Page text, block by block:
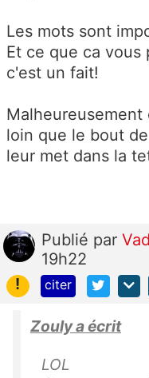
Les mots sont
Et ce que ca vous
c'est un fait!
loin que le bout
leur met dans la
Publié par
19h22
!
citer
Zouly a écrit
LOL